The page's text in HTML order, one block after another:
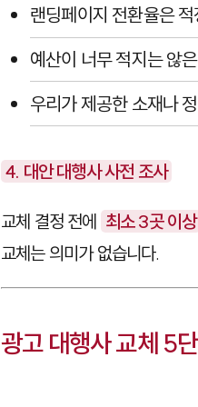
랜딩페이지 전환율은
예산이 너무 적지는 않
우리가 제공한 소재나
4. 대안 대행사 사전 조사
교체 결정 전에 최소 3곳 이상
교체는 의미가 없습니다.
광고 대행사 교체 5